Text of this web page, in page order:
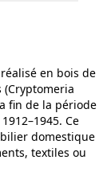
en bois de
(Cryptomeria
fin de la période
Ce
domestique
textiles ou